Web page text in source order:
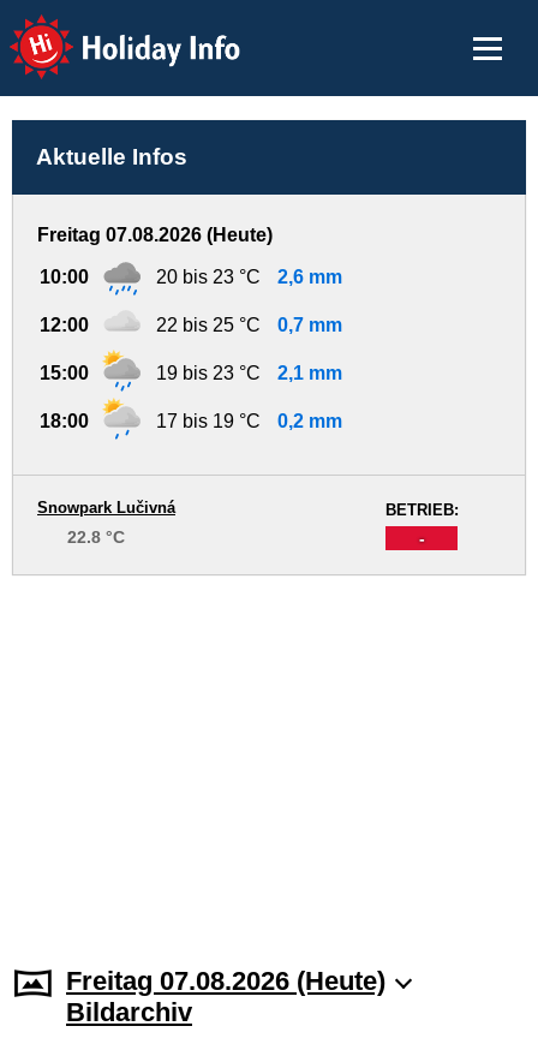
Holiday Info
Aktuelle Infos
Freitag 07.08.2026 (Heute)
10:00 20 bis 23 °C 2,6 mm
12:00 22 bis 25 °C 0,7 mm
15:00 19 bis 23 °C 2,1 mm
18:00 17 bis 19 °C 0,2 mm
BETRIEB:
-
Snowpark Lučivná
22.8 °C
Freitag 07.08.2026 (Heute)
Bildarchiv